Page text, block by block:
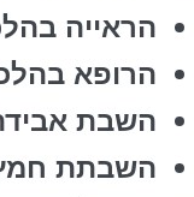
הראייה
הרופא
השבת
השבתת